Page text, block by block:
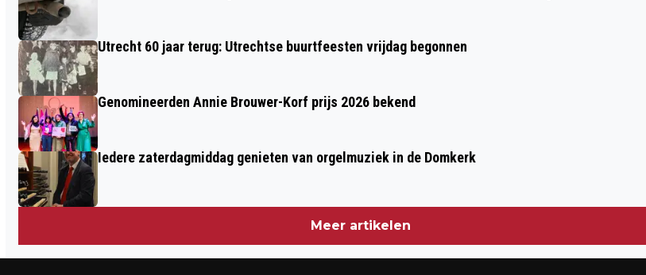
Utrecht 60 jaar terug: Utrechtse buurtfeesten vrijdag begonnen
Genomineerden Annie Brouwer-Korf prijs 2026 bekend
Iedere zaterdagmiddag genieten van orgelmuziek in de Domkerk
Meer artikelen